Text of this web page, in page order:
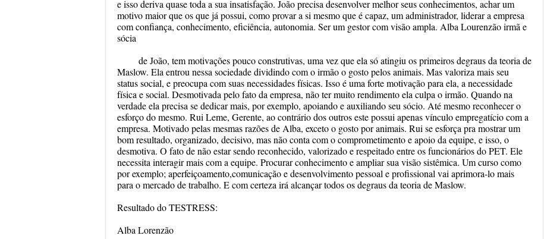
e isso deriva quase toda a sua insatisfação. João precisa desenvolver melhor seus conhecimentos, achar um
motivo maior que os que já possui, como provar a si mesmo que é capaz, um administrador, liderar a empresa
com confiança, conhecimento, eficiência, autonomia. Ser um gestor com visão ampla. Alba Lourenzão irmã e
sócia
de João, tem motivações pouco construtivas, uma vez que ela só atingiu os primeiros degraus da teoria de
Maslow. Ela entrou nessa sociedade dividindo com o irmão o gosto pelos animais. Mas valoriza mais seu
status social, e preocupa com suas necessidades físicas. Isso é uma forte motivação para ela, a necessidade
física e social. Desmotivada pelo fato da empresa, não ter muito rendimento ela culpa o irmão. Quando na
verdade ela precisa se dedicar mais, por exemplo, apoiando e auxiliando seu sócio. Até mesmo reconhecer o
esforço do mesmo. Rui Leme, Gerente, ao contrário dos outros este possui apenas vínculo empregatício com a
empresa. Motivado pelas mesmas razões de Alba, exceto o gosto por animais. Rui se esforça pra mostrar um
bom resultado, organizado, decisivo, mas não conta com o comprometimento e apoio da equipe, e isso, o
desmotiva. O fato de não estar sendo reconhecido, valorizado e respeitado entre os funcionários do PET. Ele
necessita interagir mais com a equipe. Procurar conhecimento e ampliar sua visão sistêmica. Um curso como
por exemplo; aperfeiçoamento,comunicação e desenvolvimento pessoal e profissional vai aprimora-lo mais
para o mercado de trabalho. E com certeza irá alcançar todos os degraus da teoria de Maslow.
Resultado do TESTRESS:
Alba Lorenzão